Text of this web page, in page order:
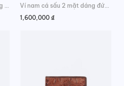
Ví nam cá sấu 2 mặt dáng đứng da đuôi chính hãng
1,600,000 ₫